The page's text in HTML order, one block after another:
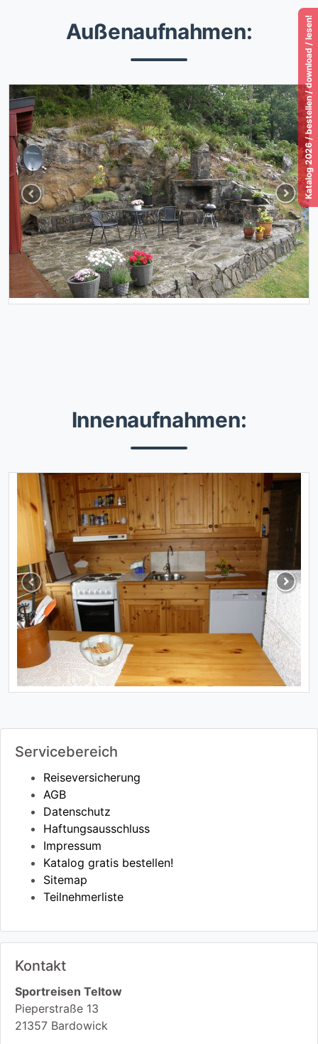
Katalog 2026 / bestellen / download / lesen!
Außenaufnahmen:
Previous Next
Innenaufnahmen:
Previous Next
Servicebereich
Reiseversicherung
AGB
Datenschutz
Haftungsausschluss
Impressum
Katalog gratis bestellen!
Sitemap
Teilnehmerliste
Kontakt
Sportreisen Teltow
Pieperstraße 13
21357 Bardowick